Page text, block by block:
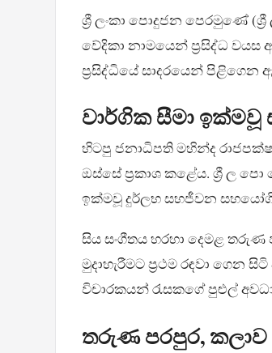
ශ්‍රී ලංකා පොදුජන පෙරමුණේ
වේදිකා නාමයෙන් ප්‍රසිද්ධ
ප්‍රසිද්ධියේ සාදරයෙන් පිළිගෙන
වාර්ගික සීමා ඉක්මවූ
හිටපු ජනාධිපති මහින්ද
ඔස්සේ ප්‍රකාශ කළේය. ශ්‍රී ල
ඉක්මවූ දුර්ලභ සහජීවන
සිය සංගීතය හරහා දෙමළ
මුදාහැරීමට ප්‍රථම රඳවා ගෙන
විචාරකයන් රැසකගේ පුළුල්
තරුණ පරපුර, කලාව